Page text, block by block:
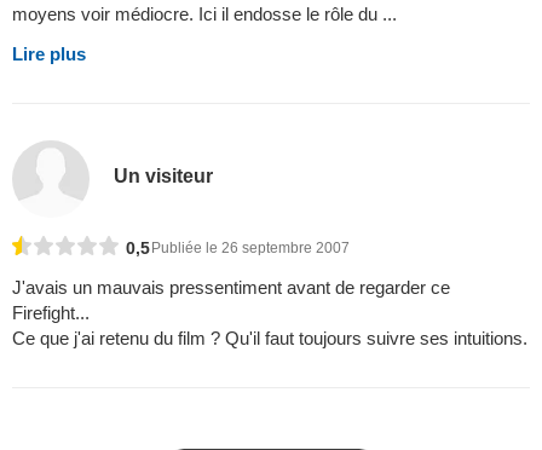
moyens voir médiocre. Ici il endosse le rôle du ...
Lire plus
Un visiteur
0,5 Publiée le 26 septembre 2007
J'avais un mauvais pressentiment avant de regarder ce
Firefight...
Ce que j'ai retenu du film ? Qu'il faut toujours suivre ses intuitions.